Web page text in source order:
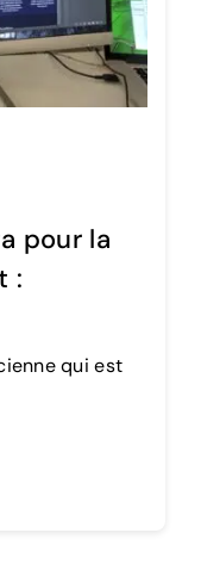
pour la
:
qui est